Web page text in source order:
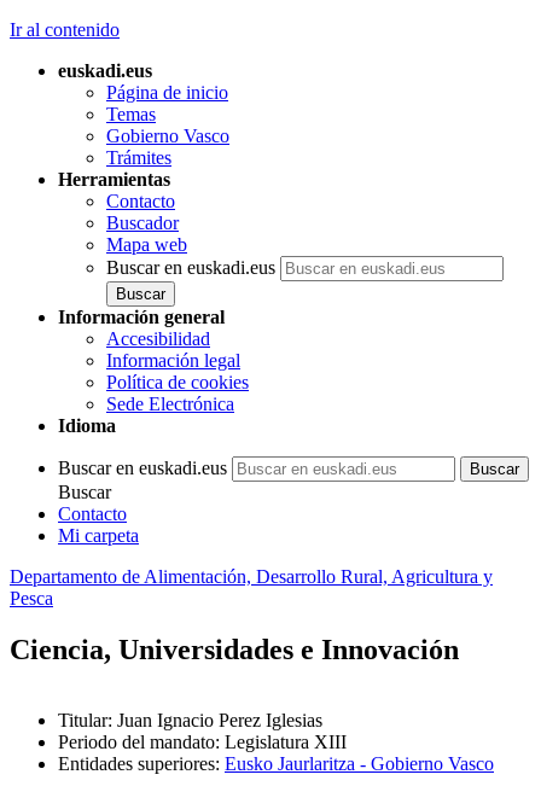
Ir al contenido
euskadi.eus
Página de inicio
Temas
Gobierno Vasco
Trámites
Herramientas
Contacto
Buscador
Mapa web
Buscar en euskadi.eus
Información general
Accesibilidad
Información legal
Política de cookies
Sede Electrónica
Idioma
Buscar en euskadi.eus
Buscar
Contacto
Mi carpeta
Departamento de Alimentación, Desarrollo Rural, Agricultura y
Pesca
Ciencia, Universidades e Innovación
Titular: Juan Ignacio Perez Iglesias
Periodo del mandato: Legislatura XIII
Entidades superiores: Eusko Jaurlaritza - Gobierno Vasco